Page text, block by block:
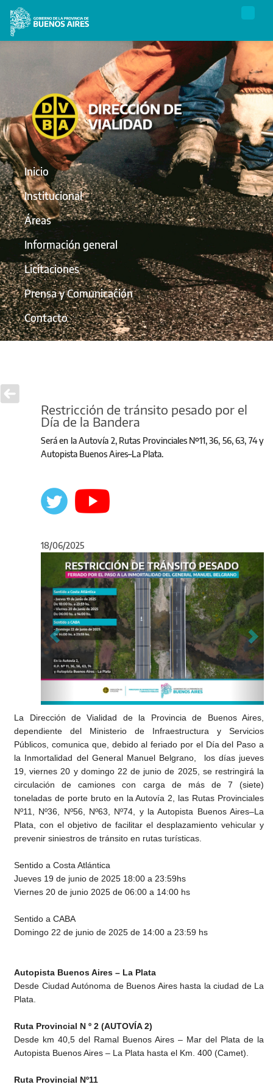
Inicio
Institucional
Áreas
Información general
Licitaciones
Prensa y Comunicación
Contacto
Restricción de tránsito pesado por el
Día de la Bandera
Será en la Autovía 2, Rutas Provinciales Nº11, 36, 56, 63, 74 y
Autopista Buenos Aires–La Plata.
18/06/2025
Anterior
La Dirección de Vialidad de la Provincia de Buenos Aires,
dependiente del Ministerio de Infraestructura y Servicios
Públicos, comunica que, debido al feriado por el Día del Paso a
la Inmortalidad del General Manuel Belgrano, los días jueves
19, viernes 20 y domingo 22 de junio de 2025, se restringirá la
circulación de camiones con carga de más de 7 (siete)
toneladas de porte bruto en la Autovía 2, las Rutas Provinciales
Nº11, Nº36, Nº56, Nº63, Nº74, y la Autopista Buenos Aires–La
Plata, con el objetivo de facilitar el desplazamiento vehicular y
prevenir siniestros de tránsito en rutas turísticas.
Sentido a Costa Atlántica
Jueves 19 de junio de 2025 18:00 a 23:59hs
Viernes 20 de junio 2025 de 06:00 a 14:00 hs
Sentido a CABA
Domingo 22 de junio de 2025 de 14:00 a 23:59 hs
Autopista Buenos Aires – La Plata
Desde Ciudad Autónoma de Buenos Aires hasta la ciudad de La
Plata.
Ruta Provincial N º 2 (AUTOVÍA 2)
Desde km 40,5 del Ramal Buenos Aires – Mar del Plata de la
Autopista Buenos Aires – La Plata hasta el Km. 400 (Camet).
Ruta Provincial Nº11